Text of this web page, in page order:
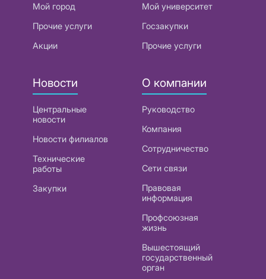
Мой город
Прочие услуги
Акции
Мой университет
Госзакупки
Прочие услуги
Новости
Центральные
новости
Новости филиалов
Технические
работы
Закупки
О компании
Руководство
Компания
Сотрудничество
Сети связи
Правовая
информация
Профсоюзная
жизнь
Вышестоящий
государственный
орган